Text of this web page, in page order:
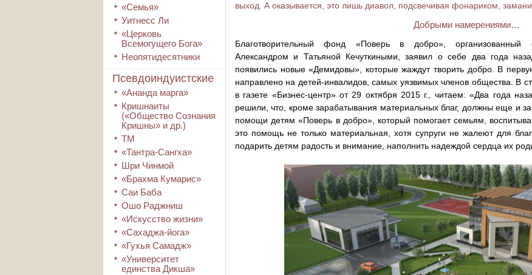
«Семья»
Уитнесс Ли
«Церковь
Всемогущего Бога»
Неопятидесятники
Псевдоиндуистские
«Ананда марга»
Кришнаиты
(«Общество Сознания
Кришны» и др.)
ТМ
«Тантра-Сангха»
Шри Чинмой
«Брахма Кумарис»
Саи Баба
Ошо Раджниш
«Искусство жизни»
«Сахаджа-йога»
«Гухья Самадж»
«Университет
единства Дикша»
выход. А оказывается, это лишь диавол, подсвечивая фонариком,
Добрыми намерениями…
Благотворительный фонд «Поверь в добро», организованный
Александром и Татьяной Кечуткиными, заявил о себе два года
появились новые «Демидовы», которые жаждут творить добро. В
направлено на детей-инвалидов, самых уязвимых членов общества. В
в газете «Бизнес-центр» от 29 октября 2015 г., читаем: «Два года
решили, что, кроме зарабатывания материальных благ, должны еще и
помощи детям «Поверь в добро», который помогает семьям,
это помощь не только материальная, хотя супруги не жалеют для
подарить детям радость и внимание, наполнить надеждой сердца их